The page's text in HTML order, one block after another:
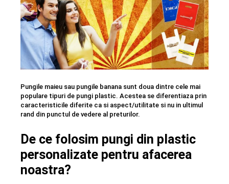
Pungile maieu sau pungile banana sunt doua dintre cele mai
populare tipuri de pungi plastic. Acestea se diferentiaza prin
caracteristicile diferite ca si aspect/utilitate si nu in ultimul
rand din punctul de vedere al preturilor.
De ce folosim pungi din plastic
personalizate pentru afacerea
noastra?